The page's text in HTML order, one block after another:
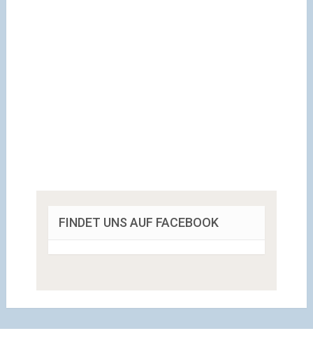
FINDET UNS AUF FACEBOOK